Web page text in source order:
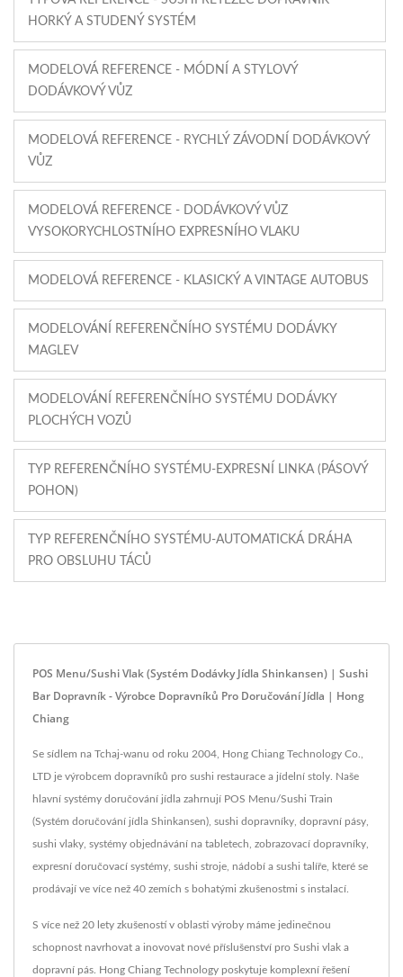
HORKÝ A STUDENÝ SYSTÉM
MODELOVÁ REFERENCE - MÓDNÍ A STYLOVÝ
DODÁVKOVÝ VŮZ
MODELOVÁ REFERENCE - RYCHLÝ ZÁVODNÍ DODÁVKOVÝ
VŮZ
MODELOVÁ REFERENCE - DODÁVKOVÝ VŮZ
VYSOKORYCHLOSTNÍHO EXPRESNÍHO VLAKU
MODELOVÁ REFERENCE - KLASICKÝ A VINTAGE AUTOBUS
MODELOVÁNÍ REFERENČNÍHO SYSTÉMU DODÁVKY
MAGLEV
MODELOVÁNÍ REFERENČNÍHO SYSTÉMU DODÁVKY
PLOCHÝCH VOZŮ
TYP REFERENČNÍHO SYSTÉMU-EXPRESNÍ LINKA (PÁSOVÝ
POHON)
TYP REFERENČNÍHO SYSTÉMU-AUTOMATICKÁ DRÁHA
PRO OBSLUHU TÁCŮ
POS Menu/Sushi Vlak (systém Dodávky Jídla Shinkansen) | Sushi
Bar Dopravník - Výrobce Dopravníků Pro Doručování Jídla | Hong
Chiang
Se sídlem na Tchaj-wanu od roku 2004, Hong Chiang Technology Co.,
LTD je výrobcem dopravníků pro sushi restaurace a jídelní stoly. Naše
hlavní systémy doručování jídla zahrnují POS Menu/Sushi Train
(Systém doručování jídla Shinkansen), sushi dopravníky, dopravní pásy,
sushi vlaky, systémy objednávání na tabletech, zobrazovací dopravníky,
expresní doručovací systémy, sushi stroje, nádobí a sushi talíře, které se
prodávají ve více než 40 zemích s bohatými zkušenostmi s instalací.
S více než 20 lety zkušeností v oblasti výroby máme jedinečnou
schopnost navrhovat a inovovat nové příslušenství pro Sushi vlak a
dopravní pás. Hong Chiang Technology poskytuje komplexní řešení